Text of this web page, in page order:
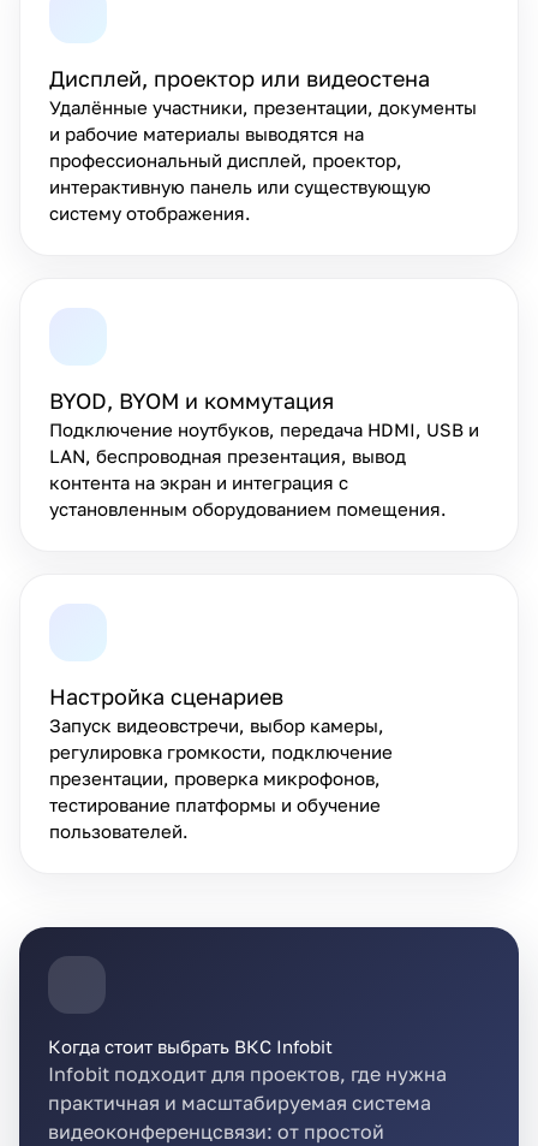
Дисплей, проектор или видеостена
Удалённые участники, презентации, документы
и рабочие материалы выводятся на
профессиональный дисплей, проектор,
интерактивную панель или существующую
систему отображения.
BYOD, BYOM и коммутация
Подключение ноутбуков, передача HDMI, USB и
LAN, беспроводная презентация, вывод
контента на экран и интеграция с
установленным оборудованием помещения.
Настройка сценариев
Запуск видеовстречи, выбор камеры,
регулировка громкости, подключение
презентации, проверка микрофонов,
тестирование платформы и обучение
пользователей.
Когда стоит выбрать ВКС Infobit
Infobit подходит для проектов, где нужна
практичная и масштабируемая система
видеоконференцсвязи: от простой